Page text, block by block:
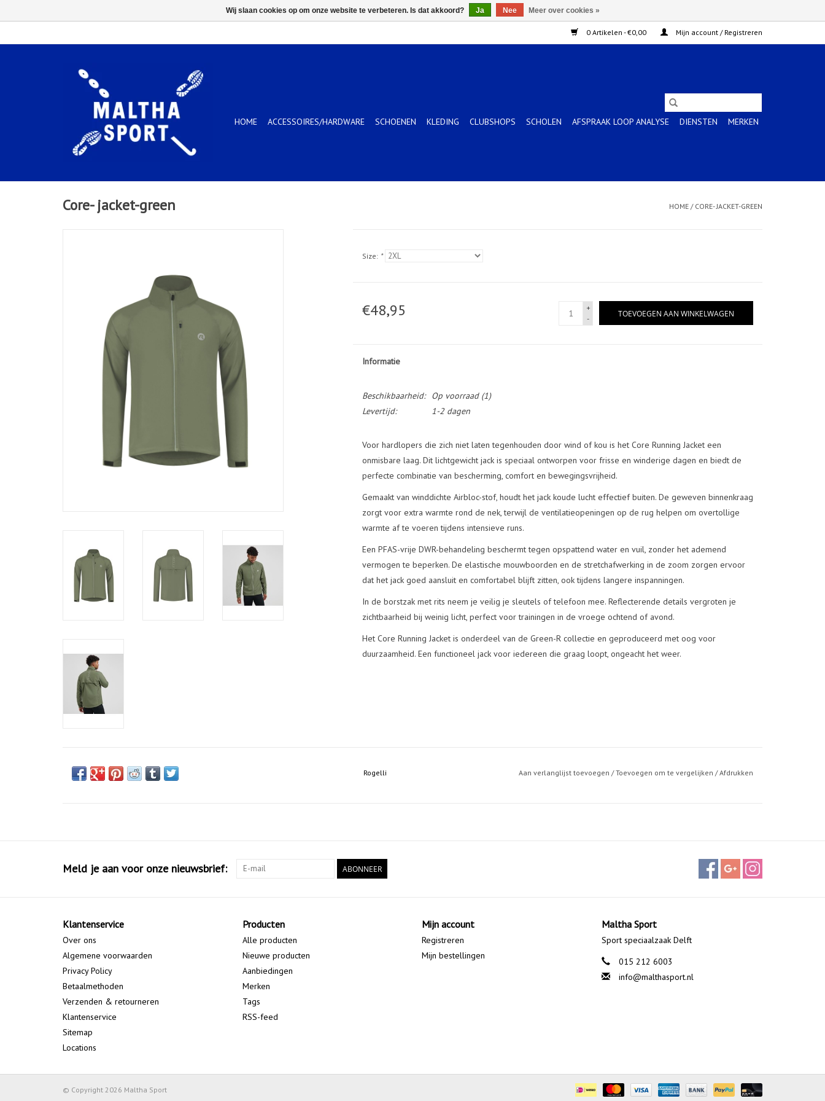
0 Artikelen - €0,00 Mijn account / Registreren
HOME ACCESSOIRES/HARDWARE SCHOENEN KLEDING CLUBSHOPS SCHOLEN AFSPRAAK LOOP ANALYSE DIENSTEN MERKEN
Core- jacket-green HOME / CORE- JACKET-GREEN
Size: *
€48,95
+
-
TOEVOEGEN AAN WINKELWAGEN
Informatie
Beschikbaarheid: Op voorraad(1)
Levertijd:
1-2 dagen
Voor hardlopers die zich niet laten tegenhouden door wind of kou is het Core Running Jacket een
onmisbare laag. Dit lichtgewicht jack is speciaal ontworpen voor frisse en winderige dagen en biedt de
perfecte combinatie van bescherming, comfort en bewegingsvrijheid.
Gemaakt van winddichte Airbloc-stof, houdt het jack koude lucht effectief buiten. De geweven binnenkraag
zorgt voor extra warmte rond de nek, terwijl de ventilatieopeningen op de rug helpen om overtollige
warmte af te voeren tijdens intensieve runs.
Een PFAS-vrije DWR-behandeling beschermt tegen opspattend water en vuil, zonder het ademend
vermogen te beperken. De elastische mouwboorden en de stretchafwerking in de zoom zorgen ervoor
dat het jack goed aansluit en comfortabel blijft zitten, ook tijdens langere inspanningen.
In de borstzak met rits neem je veilig je sleutels of telefoon mee. Reflecterende details vergroten je
zichtbaarheid bij weinig licht, perfect voor trainingen in de vroege ochtend of avond.
Het Core Running Jacket is onderdeel van de Green-R collectie en geproduceerd met oog voor
duurzaamheid. Een functioneel jack voor iedereen die graag loopt, ongeacht het weer.
Rogelli Aan verlanglijst toevoegen /Toevoegen om te vergelijken /Afdrukken
Meld je aan voor onze nieuwsbrief: ABONNEER
Klantenservice
Over ons
Algemene voorwaarden
Privacy Policy
Betaalmethoden
Verzenden & retourneren
Klantenservice
Sitemap
Locations
Producten
Alle producten
Nieuwe producten
Aanbiedingen
Merken
Tags
RSS-feed
Mijn account
Registreren
Mijn bestellingen
Maltha Sport
Sport speciaalzaak Delft
015 212 6003
info@malthasport.nl
© Copyright 2026 Maltha Sport
Wij slaan cookies op om onze website te verbeteren. Is dat akkoord? Ja Nee Meer over cookies »